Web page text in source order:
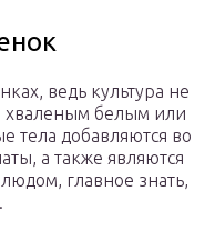
ведь культура не
хваленым белым или
тела добавляются во
а также являются
главное знать,